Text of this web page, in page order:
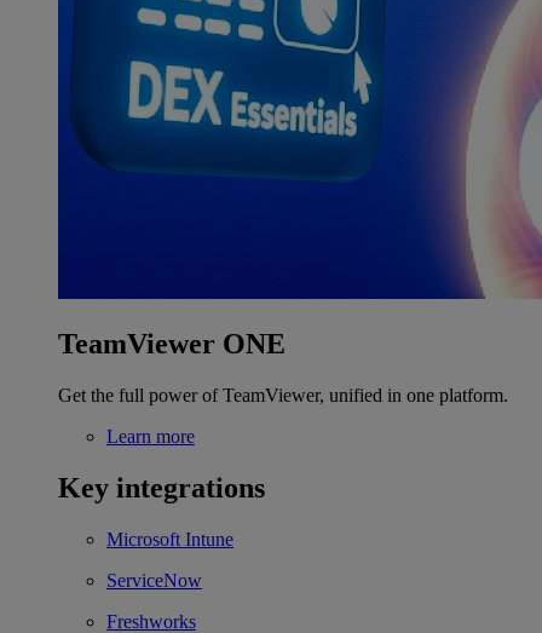
TeamViewer ONE
Get the full power of TeamViewer, unified in one platform.
Learn more
Key integrations
Microsoft Intune
ServiceNow
Freshworks